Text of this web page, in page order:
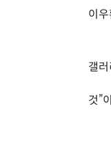
이
갤
것”